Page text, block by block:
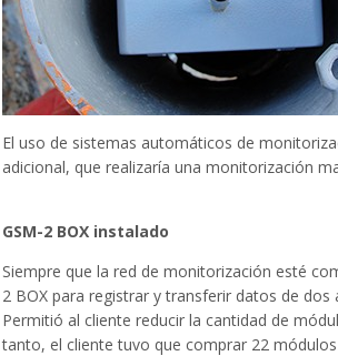
El uso de sistemas automáticos de
adicional, que realizaría una monitorización
GSM-2 BOX instalado
Siempre que la red de monitorización esté
2 BOX para registrar y transferir datos de
Permitió al cliente reducir la cantidad de
tanto, el cliente tuvo que comprar 22